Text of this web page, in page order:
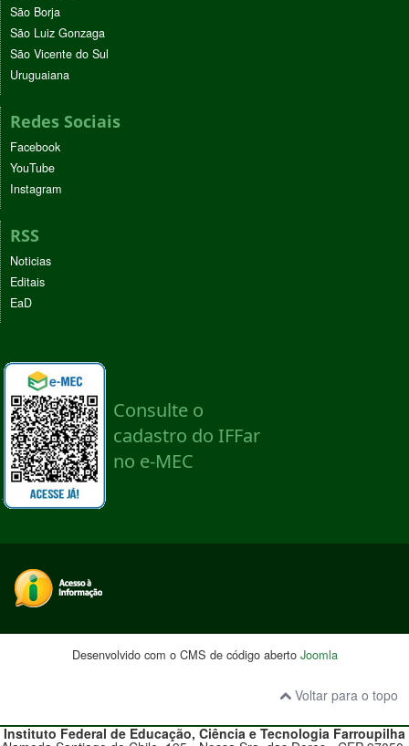
São Borja
São Luiz Gonzaga
São Vicente do Sul
Uruguaiana
Redes Sociais
Facebook
YouTube
Instagram
RSS
Noticias
Editais
EaD
Desenvolvido com o CMS de código aberto Joomla
Voltar para o topo
Instituto Federal de Educação, Ciência e TecnologiaFarroupilha